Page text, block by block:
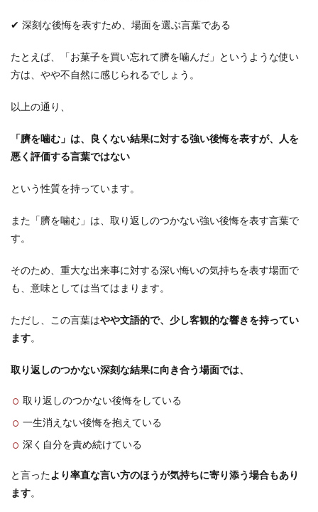
✔ 深刻な後悔を表すため、場面を選ぶ言葉である
たとえば、「お菓子を買い忘れて臍を噛んだ」というような使い
方は、やや不自然に感じられるでしょう。
以上の通り、
「臍を噛む」は、良くない結果に対する強い後悔を表すが、人を
悪く評価する言葉ではない
という性質を持っています。
また「臍を噛む」は、取り返しのつかない強い後悔を表す言葉で
す。
そのため、重大な出来事に対する深い悔いの気持ちを表す場面で
も、意味としては当てはまります。
ただし、この言葉はやや文語的で、少し客観的な響きを持ってい
ます。
取り返しのつかない深刻な結果に向き合う場面では、
取り返しのつかない後悔をしている
一生消えない後悔を抱えている
深く自分を責め続けている
と言ったより率直な言い方のほうが気持ちに寄り添う場合もあり
ます。